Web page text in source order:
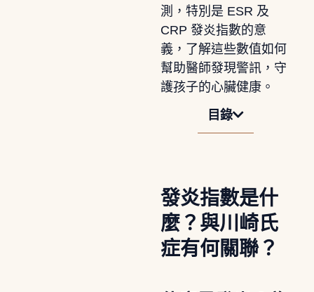
測，特別是 ESR 及
CRP 發炎指數的意
義，了解這些數值如何
幫助醫師發現警訊，守
護孩子的心臟健康。
目錄
發炎指數是什
麼？與川崎氏
症有何關聯？